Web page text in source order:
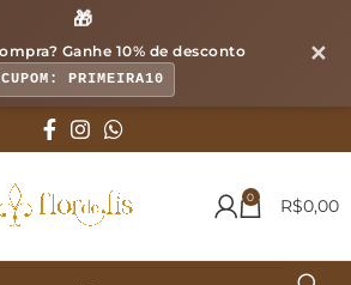
🎁
Ganhe 10% de desconto
CUPOM: PRIMEIRA10
✕
0 R$0,00